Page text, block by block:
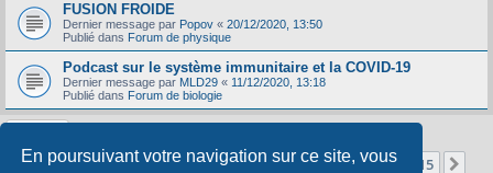
En poursuivant votre navigation sur ce site, vous
FUSION FROIDE
Dernier message par Popov « 20/12/2020, 13:50
Publié dans Forum de physique
Podcast sur le système immunitaire et la COVID-19
Dernier message par MLD29 « 11/12/2020, 13:18
Publié dans Forum de biologie
La recherche a retourné 356 résultats Page 1sur15
1 2 3 4 5 … 15